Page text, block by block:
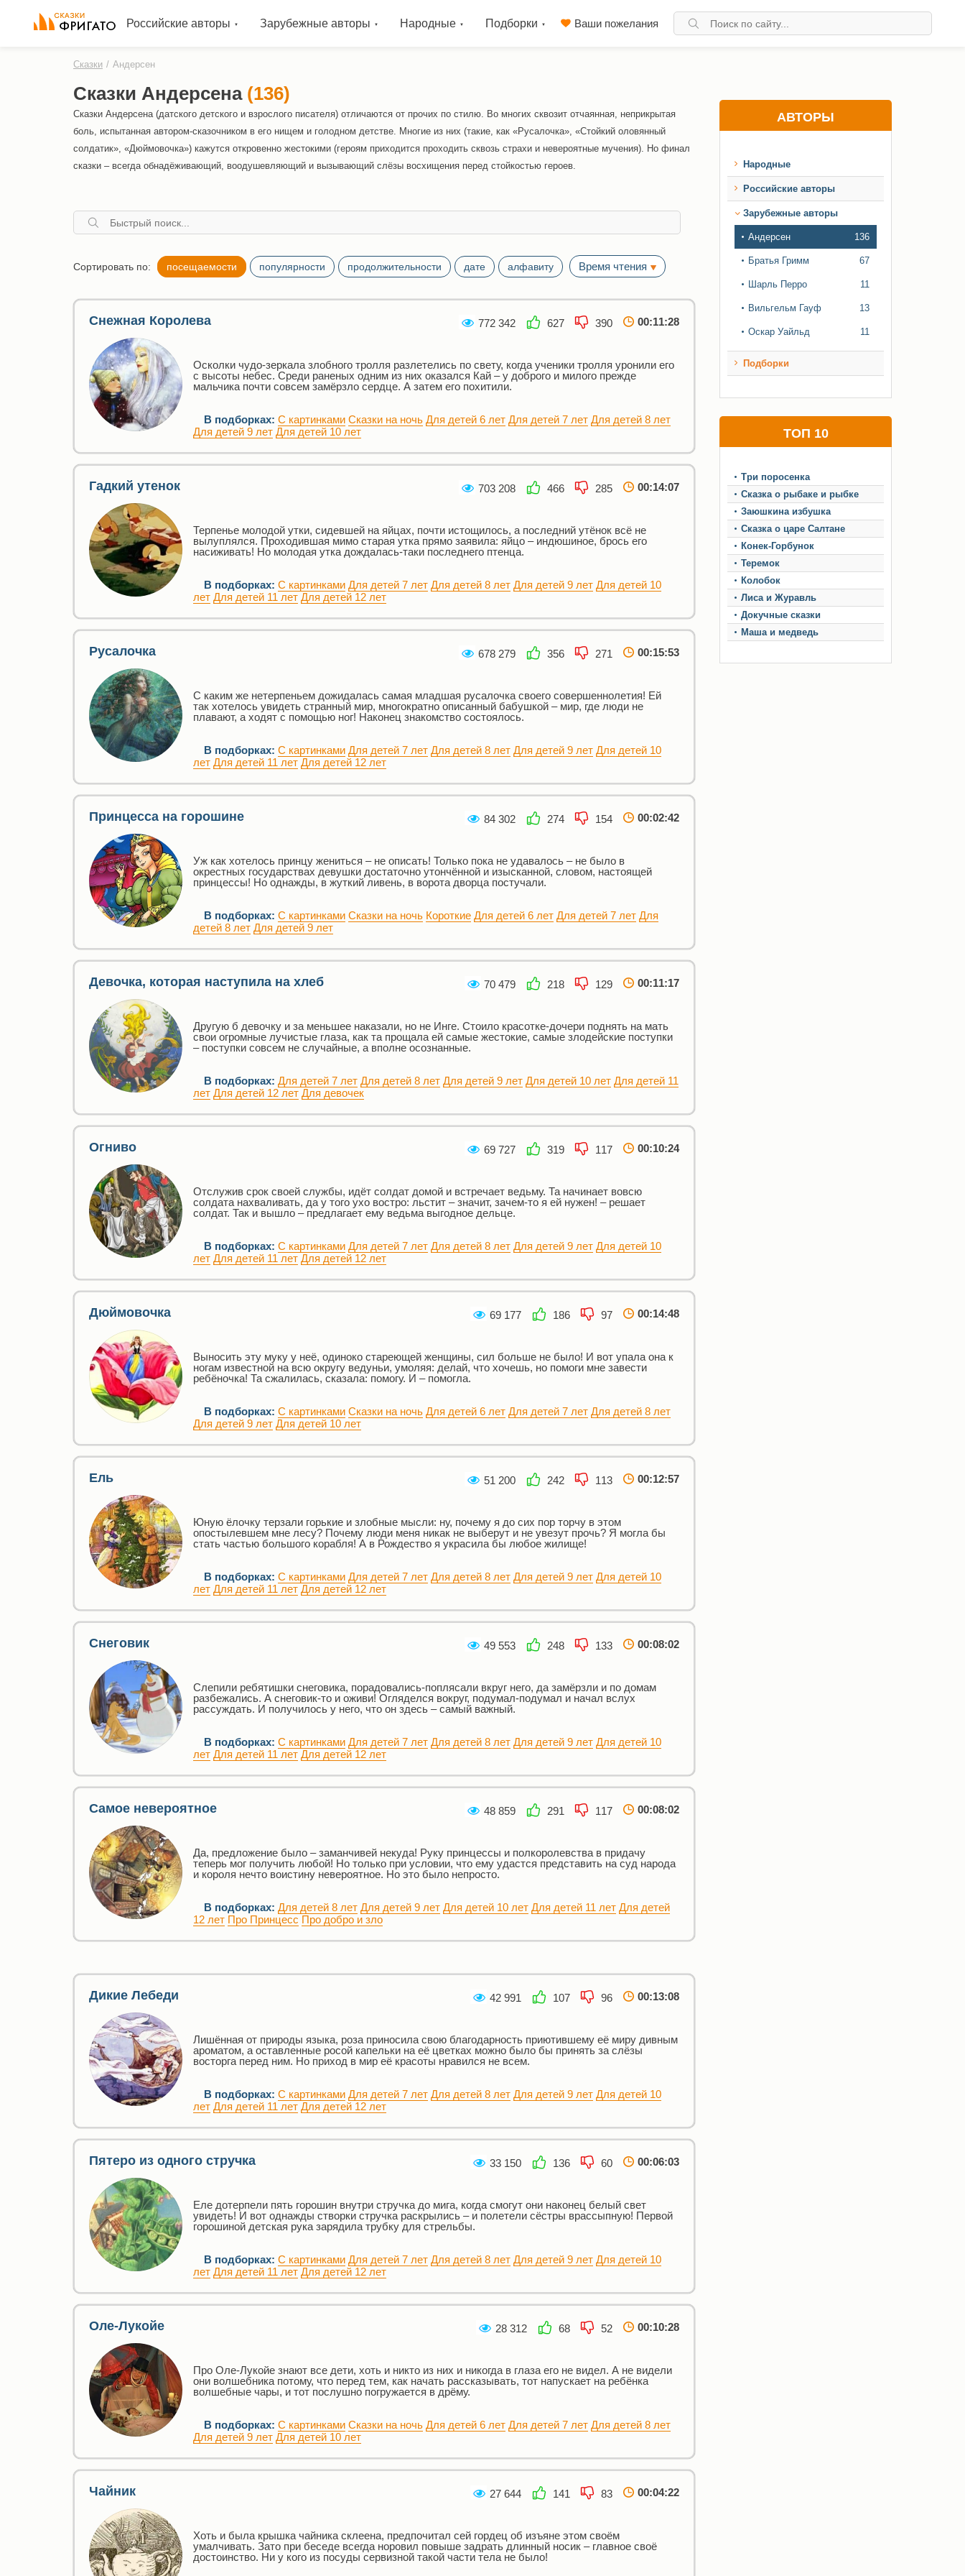
Российские авторы Зарубежные авторы Народные Подборки Ваши пожелания
Сказки / Андерсен
Сказки Андерсена (136)
Сказки Андерсена (датского детского и взрослого писателя) отличаются от прочих по стилю. Во многих сквозит отчаянная, неприкрытая
боль, испытанная автором-сказочником в его нищем и голодном детстве. Многие из них (такие, как «Русалочка», «Стойкий оловянный
солдатик», «Дюймовочка») кажутся откровенно жестокими (героям приходится проходить сквозь страхи и невероятные мучения). Но финал
сказки – всегда обнадёживающий, воодушевляющий и вызывающий слёзы восхищения перед стойкостью героев.
Сортировать по: посещаемости популярности продолжительности дате алфавиту Время чтения
Снежная Королева 772 342 627 390 00:11:28
Осколки чудо-зеркала злобного тролля разлетелись по свету, когда ученики тролля уронили его
с высоты небес. Среди раненых одним из них оказался Кай – у доброго и милого прежде
мальчика почти совсем замёрзло сердце. А затем его похитили.
В подборках: С картинками Сказки на ночь Для детей 6 лет Для детей 7 лет Для детей 8 лет
Для детей 9 лет Для детей 10 лет
Гадкий утенок 703 208 466 285 00:14:07
Терпенье молодой утки, сидевшей на яйцах, почти истощилось, а последний утёнок всё не
вылуплялся. Проходившая мимо старая утка прямо заявила: яйцо – индюшиное, брось его
насиживать! Но молодая утка дождалась-таки последнего птенца.
В подборках: С картинками Для детей 7 лет Для детей 8 лет Для детей 9 лет Для детей 10
лет Для детей 11 лет Для детей 12 лет
Русалочка 678 279 356 271 00:15:53
С каким же нетерпеньем дожидалась самая младшая русалочка своего совершеннолетия! Ей
так хотелось увидеть странный мир, многократно описанный бабушкой – мир, где люди не
плавают, а ходят с помощью ног! Наконец знакомство состоялось.
В подборках: С картинками Для детей 7 лет Для детей 8 лет Для детей 9 лет Для детей 10
лет Для детей 11 лет Для детей 12 лет
Принцесса на горошине 84 302 274 154 00:02:42
Уж как хотелось принцу жениться – не описать! Только пока не удавалось – не было в
окрестных государствах девушки достаточно утончённой и изысканной, словом, настоящей
принцессы! Но однажды, в жуткий ливень, в ворота дворца постучали.
В подборках: С картинками Сказки на ночь Короткие Для детей 6 лет Для детей 7 лет Для
детей 8 лет Для детей 9 лет
Девочка, которая наступила на хлеб 70 479 218 129 00:11:17
Другую б девочку и за меньшее наказали, но не Инге. Стоило красотке-дочери поднять на мать
свои огромные лучистые глаза, как та прощала ей самые жестокие, самые злодейские поступки
– поступки совсем не случайные, а вполне осознанные.
В подборках: Для детей 7 лет Для детей 8 лет Для детей 9 лет Для детей 10 лет Для детей 11
лет Для детей 12 лет Для девочек
Огниво 69 727 319 117 00:10:24
Отслужив срок своей службы, идёт солдат домой и встречает ведьму. Та начинает вовсю
солдата нахваливать, да у того ухо востро: льстит – значит, зачем-то я ей нужен! – решает
солдат. Так и вышло – предлагает ему ведьма выгодное дельце.
В подборках: С картинками Для детей 7 лет Для детей 8 лет Для детей 9 лет Для детей 10
лет Для детей 11 лет Для детей 12 лет
Дюймовочка 69 177 186 97 00:14:48
Выносить эту муку у неё, одиноко стареющей женщины, сил больше не было! И вот упала она к
ногам известной на всю округу ведуньи, умоляя: делай, что хочешь, но помоги мне завести
ребёночка! Та сжалилась, сказала: помогу. И – помогла.
В подборках: С картинками Сказки на ночь Для детей 6 лет Для детей 7 лет Для детей 8 лет
Для детей 9 лет Для детей 10 лет
Ель 51 200 242 113 00:12:57
Юную ёлочку терзали горькие и злобные мысли: ну, почему я до сих пор торчу в этом
опостылевшем мне лесу? Почему люди меня никак не выберут и не увезут прочь? Я могла бы
стать частью большого корабля! А в Рождество я украсила бы любое жилище!
В подборках: С картинками Для детей 7 лет Для детей 8 лет Для детей 9 лет Для детей 10
лет Для детей 11 лет Для детей 12 лет
Снеговик 49 553 248 133 00:08:02
Слепили ребятишки снеговика, порадовались-поплясали вкруг него, да замёрзли и по домам
разбежались. А снеговик-то и оживи! Огляделся вокруг, подумал-подумал и начал вслух
рассуждать. И получилось у него, что он здесь – самый важный.
В подборках: С картинками Для детей 7 лет Для детей 8 лет Для детей 9 лет Для детей 10
лет Для детей 11 лет Для детей 12 лет
Самое невероятное 48 859 291 117 00:08:02
Да, предложение было – заманчивей некуда! Руку принцессы и полкоролевства в придачу
теперь мог получить любой! Но только при условии, что ему удастся представить на суд народа
и короля нечто воистину невероятное. Но это было непросто.
В подборках: Для детей 8 лет Для детей 9 лет Для детей 10 лет Для детей 11 лет Для детей
12 лет Про Принцесс Про добро и зло
Дикие Лебеди 42 991 107 96 00:13:08
Лишённая от природы языка, роза приносила свою благодарность приютившему её миру дивным
ароматом, а оставленные росой капельки на её цветках можно было бы принять за слёзы
восторга перед ним. Но приход в мир её красоты нравился не всем.
В подборках: С картинками Для детей 7 лет Для детей 8 лет Для детей 9 лет Для детей 10
лет Для детей 11 лет Для детей 12 лет
Пятеро из одного стручка 33 150 136 60 00:06:03
Еле дотерпели пять горошин внутри стручка до мига, когда смогут они наконец белый свет
увидеть! И вот однажды створки стручка раскрылись – и полетели сёстры врассыпную! Первой
горошиной детская рука зарядила трубку для стрельбы.
В подборках: С картинками Для детей 7 лет Для детей 8 лет Для детей 9 лет Для детей 10
лет Для детей 11 лет Для детей 12 лет
Оле-Лукойе 28 312 68 52 00:10:28
Про Оле-Лукойе знают все дети, хоть и никто из них и никогда в глаза его не видел. А не видели
они волшебника потому, что перед тем, как начать рассказывать, тот напускает на ребёнка
волшебные чары, и тот послушно погружается в дрёму.
В подборках: С картинками Сказки на ночь Для детей 6 лет Для детей 7 лет Для детей 8 лет
Для детей 9 лет Для детей 10 лет
Чайник 27 644 141 83 00:04:22
Хоть и была крышка чайника склеена, предпочитал сей гордец об изъяне этом своём
умалчивать. Зато при беседе всегда норовил повыше задрать длинный носик – главное своё
достоинство. Ни у кого из посуды сервизной такой части тела не было!
АВТОРЫ
Народные
Российские авторы
Зарубежные авторы
Андерсен 136
Братья Гримм 67
Шарль Перро 11
Вильгельм Гауф 13
Оскар Уайльд 11
Подборки
ТОП 10
Три поросенка
Сказка о рыбаке и рыбке
Заюшкина избушка
Сказка о царе Салтане
Конек-Горбунок
Теремок
Колобок
Лиса и Журавль
Докучные сказки
Маша и медведь